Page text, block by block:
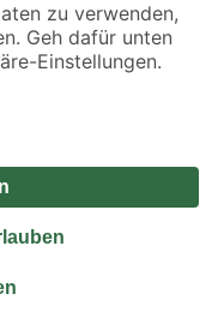
Angebote sind unter
Verfügbarkeiten beziehen
mit Speditionsversand, hier
widerrufen